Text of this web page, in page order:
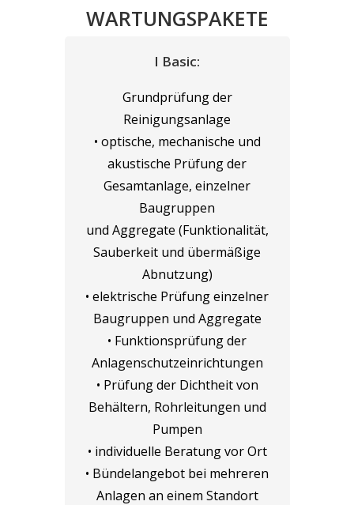
WARTUNGSPAKETE
I Basic:
Grundprüfung der
Reinigungsanlage
• optische, mechanische und
akustische Prüfung der
Gesamtanlage, einzelner
Baugruppen
und Aggregate (Funktionalität,
Sauberkeit und übermäßige
Abnutzung)
• elektrische Prüfung einzelner
Baugruppen und Aggregate
• Funktionsprüfung der
Anlagenschutzeinrichtungen
• Prüfung der Dichtheit von
Behältern, Rohrleitungen und
Pumpen
• individuelle Beratung vor Ort
• Bündelangebot bei mehreren
Anlagen an einem Standort